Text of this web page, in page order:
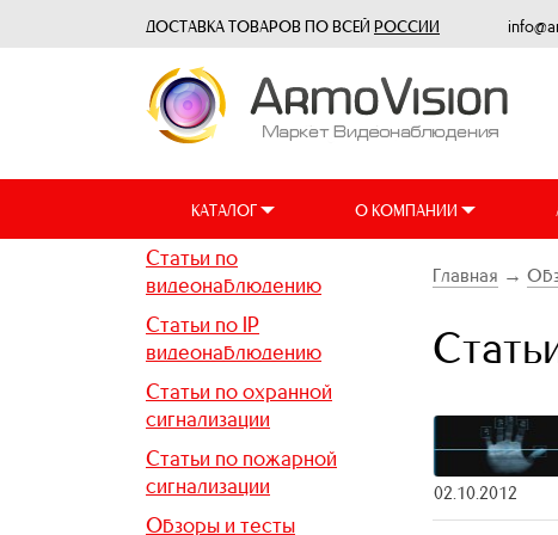
ДОСТАВКА ТОВАРОВ ПО ВСЕЙ РОССИИ
КАТАЛОГ О КОМПАНИИ
Статьи по
видеонаблюдению
Статьи по IP
видеонаблюдению
Статьи по охранной
сигнализации
Статьи по пожарной
сигнализации
Обзоры и тесты
Главная →
02.10.2012